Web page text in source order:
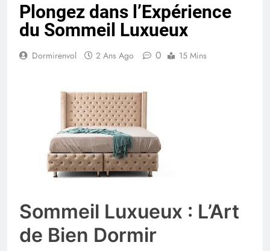
Plongez dans l’Expérience
du Sommeil Luxueux
Dormirenvol 2 Ans Ago 0 15 Mins
Sommeil Luxueux : L’Art
de Bien Dormir